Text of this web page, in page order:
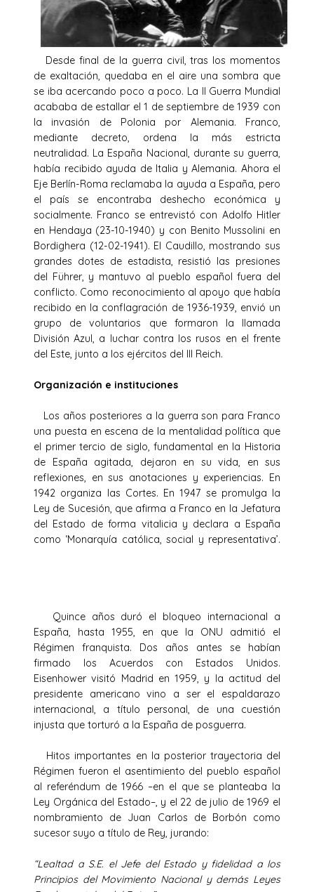
Desde final de la guerra civil, tras los momentos
de exaltación, quedaba en el aire una sombra que
se iba acercando poco a poco. La II Guerra Mundial
acababa de estallar el 1 de septiembre de 1939 con
la invasión de Polonia por Alemania. Franco,
mediante decreto, ordena la más estricta
neutralidad. La España Nacional, durante su guerra,
había recibido ayuda de Italia y Alemania. Ahora el
Eje Berlín-Roma reclamaba la ayuda a España, pero
el país se encontraba deshecho económica y
socialmente. Franco se entrevistó con Adolfo Hitler
en Hendaya (23-10-1940) y con Benito Mussolini en
Bordighera (12-02-1941). El Caudillo, mostrando sus
grandes dotes de estadista, resistió las presiones
del Führer, y mantuvo al pueblo español fuera del
conflicto. Como reconocimiento al apoyo que había
recibido en la conflagración de 1936-1939, envió un
grupo de voluntarios que formaron la llamada
División Azul, a luchar contra los rusos en el frente
del Este, junto a los ejércitos del III Reich.
Organización e instituciones
Los años posteriores a la guerra son para Franco
una puesta en escena de la mentalidad política que
el primer tercio de siglo, fundamental en la Historia
de España agitada, dejaron en su vida, en sus
reflexiones, en sus anotaciones y experiencias. En
1942 organiza las Cortes. En 1947 se promulga la
Ley de Sucesión, que afirma a Franco en la Jefatura
del Estado de forma vitalicia y declara a España
como ‘Monarquía católica, social y representativa’.
Quince años duró el bloqueo internacional a
España, hasta 1955, en que la ONU admitió el
Régimen franquista. Dos años antes se habían
firmado los Acuerdos con Estados Unidos.
Eisenhower visitó Madrid en 1959, y la actitud del
presidente americano vino a ser el espaldarazo
internacional, a título personal, de una cuestión
injusta que torturó a la España de posguerra.
Hitos importantes en la posterior trayectoria del
Régimen fueron el asentimiento del pueblo español
al referéndum de 1966 –en el que se planteaba la
Ley Orgánica del Estado–, y el 22 de julio de 1969 el
nombramiento de Juan Carlos de Borbón como
sucesor suyo a título de Rey, jurando:
“Lealtad a S.E. el Jefe del Estado y fidelidad a los
Principios del Movimiento Nacional y demás Leyes